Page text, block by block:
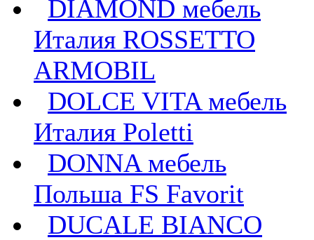
DIAMOND мебель
Италия ROSSETTO
ARMOBIL
DOLCE VITA мебель
Италия Poletti
DONNA мебель
Польша FS Favorit
DUCALE BIANCO